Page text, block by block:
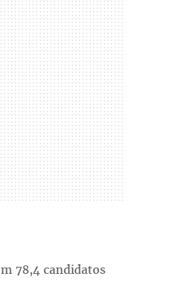
78,4 candidatos